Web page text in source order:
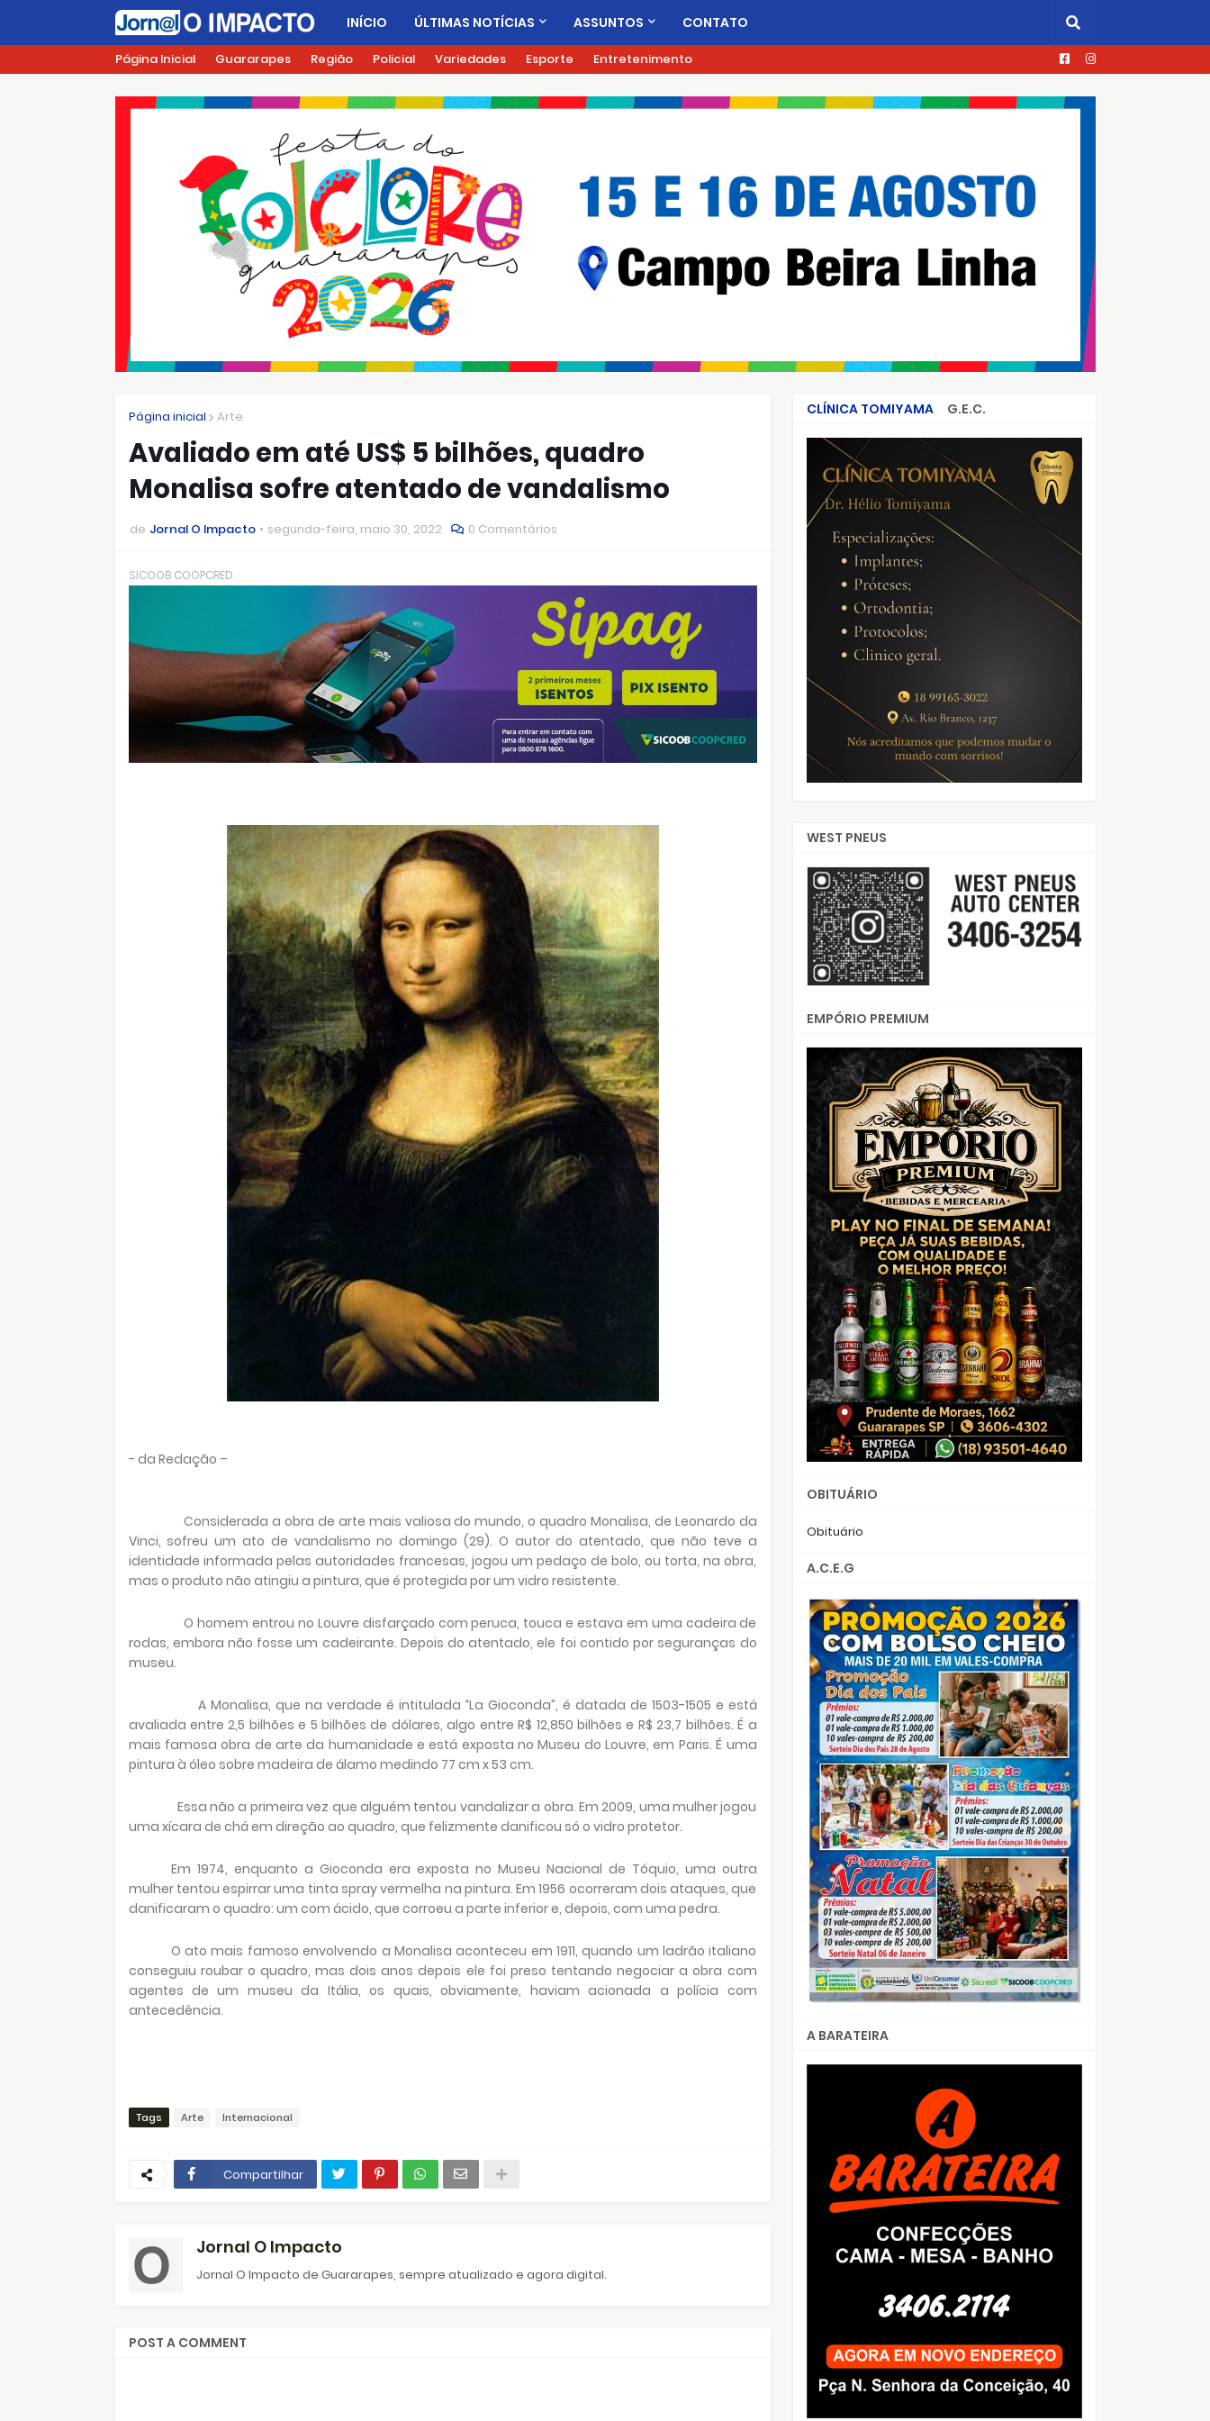
INÍCIO ÚLTIMAS NOTÍCIAS ASSUNTOS CONTATO
Página Inicial Guararapes Região Policial Variedades Esporte Entretenimento
Página inicial Arte
Avaliado em até US$ 5 bilhões, quadro
Monalisa sofre atentado de vandalismo
de Jornal O Impacto segunda-feira, maio 30, 2022 0 Comentários
SICOOB COOPCRED
- da Redação –
Considerada a obra de arte mais valiosa do mundo, o quadro Monalisa, de Leonardo da
Vinci, sofreu um ato de vandalismo no domingo (29). O autor do atentado, que não teve a
identidade informada pelas autoridades francesas, jogou um pedaço de bolo, ou torta, na obra,
mas o produto não atingiu a pintura, que é protegida por um vidro resistente.
O homem entrou no Louvre disfarçado com peruca, touca e estava em uma cadeira de
rodas, embora não fosse um cadeirante. Depois do atentado, ele foi contido por seguranças do
museu.
A Monalisa, que na verdade é intitulada “La Gioconda”, é datada de 1503-1505 e está
avaliada entre 2,5 bilhões e 5 bilhões de dólares, algo entre R$ 12,850 bilhões e R$ 23,7 bilhões. É a
mais famosa obra de arte da humanidade e está exposta no Museu do Louvre, em Paris. É uma
pintura à óleo sobre madeira de álamo medindo 77 cm x 53 cm.
Essa não a primeira vez que alguém tentou vandalizar a obra. Em 2009, uma mulher jogou
uma xícara de chá em direção ao quadro, que felizmente danificou só o vidro protetor.
Em 1974, enquanto a Gioconda era exposta no Museu Nacional de Tóquio, uma outra
mulher tentou espirrar uma tinta spray vermelha na pintura. Em 1956 ocorreram dois ataques, que
danificaram o quadro: um com ácido, que corroeu a parte inferior e, depois, com uma pedra.
O ato mais famoso envolvendo a Monalisa aconteceu em 1911, quando um ladrão italiano
conseguiu roubar o quadro, mas dois anos depois ele foi preso tentando negociar a obra com
agentes de um museu da Itália, os quais, obviamente, haviam acionada a polícia com
antecedência.
Tags Arte Internacional
Compartilhar
Jornal O Impacto
Jornal O Impacto de Guararapes, sempre atualizado e agora digital.
POST A COMMENT
CLÍNICA TOMIYAMA
G.E.C.
CRIMES QUE ABALARAM O BRASIL
WEST PNEUS
EMPÓRIO PREMIUM
OBITUÁRIO
Obituário
A.C.E.G
A BARATEIRA